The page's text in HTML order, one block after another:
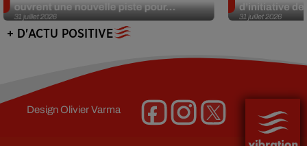
31 juillet 2026
ouvrent une nouvelle piste pour...
31 juillet 2026
d’initiative
+ D'ACTU POSITIVE
DesignOlivier Varma